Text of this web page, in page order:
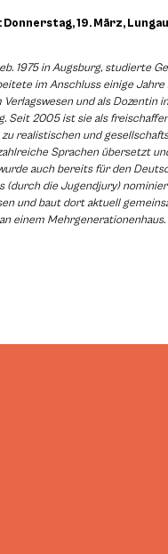
19. März,
1975 in Augsburg, studierte
im Anschluss einige Jahre
und als Dozentin
Seit 2005 ist sie als
realistischen und
Sprachen übersetzt
auch bereits für den
(durch die Jugendjury)
und baut dort aktuell
einem Mehrgenerationenhaus.